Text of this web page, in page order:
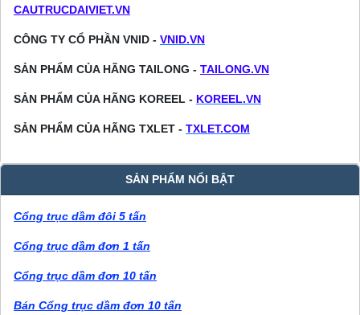
CAUTRUCDAIVIET.VN
CÔNG TY CỔ PHẦN VNID - VNID.VN
SẢN PHẨM CỦA HÃNG TAILONG - TAILONG.VN
SẢN PHẨM CỦA HÃNG KOREEL - KOREEL.VN
SẢN PHẨM CỦA HÃNG TXLET - TXLET.COM
SẢN PHẨM NỔI BẬT
Cổng trục dầm đôi 5 tấn
Cổng trục dầm đơn 1 tấn
Cổng trục dầm đơn 10 tấn
Bán Cổng trục dầm đơn 10 tấn